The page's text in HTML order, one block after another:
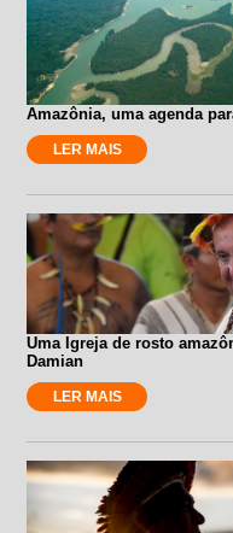
Amazônia, uma agenda
LER MAIS
Uma Igreja de rosto
Damian
LER MAIS